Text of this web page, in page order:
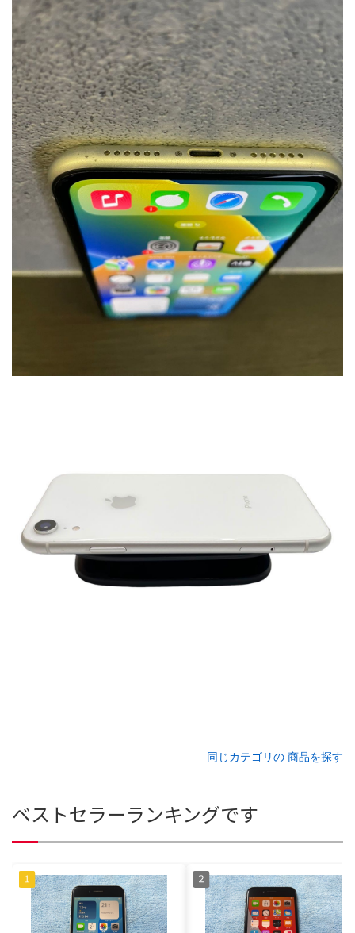
同じカテゴリの 商品を探す
ベストセラーランキングです